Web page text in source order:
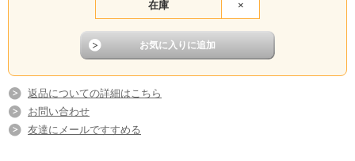
在庫 ×
返品についての詳細はこちら
お問い合わせ
友達にメールですすめる